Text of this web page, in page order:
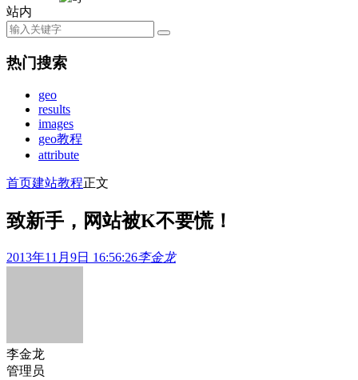
站内
热门搜索
geo
results
images
geo教程
attribute
首页建站教程正文
致新手，网站被K不要慌！
2013年11月9日 16:56:26李金龙
李金龙
管理员